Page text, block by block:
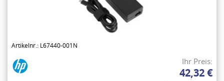
Artikelnr.: L67440-001N
Ihr Preis:
42,32 €